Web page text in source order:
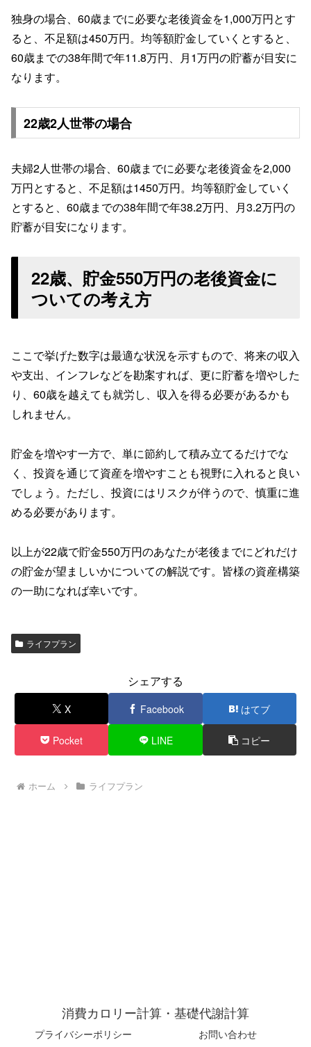
独身の場合、60歳までに必要な老後資金を1,000万円とす
ると、不足額は450万円。均等額貯金していくとすると、
60歳までの38年間で年11.8万円、月1万円の貯蓄が目安に
なります。
22歳2人世帯の場合
夫婦2人世帯の場合、60歳までに必要な老後資金を2,000
万円とすると、不足額は1450万円。均等額貯金していく
とすると、60歳までの38年間で年38.2万円、月3.2万円の
貯蓄が目安になります。
22歳、貯金550万円の老後資金に
ついての考え方
ここで挙げた数字は最適な状況を示すもので、将来の収入
や支出、インフレなどを勘案すれば、更に貯蓄を増やした
り、60歳を越えても就労し、収入を得る必要があるかも
しれません。
貯金を増やす一方で、単に節約して積み立てるだけでな
く、投資を通じて資産を増やすことも視野に入れると良い
でしょう。ただし、投資にはリスクが伴うので、慎重に進
める必要があります。
以上が22歳で貯金550万円のあなたが老後までにどれだけ
の貯金が望ましいかについての解説です。皆様の資産構築
の一助になれば幸いです。
ライフプラン
シェアする
X Facebook はてブ
Pocket LINE コピー
ホーム ライフプラン
消費カロリー計算・基礎代謝計算
プライバシーポリシー お問い合わせ